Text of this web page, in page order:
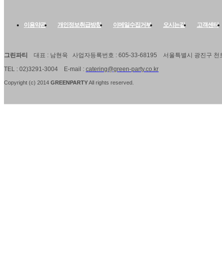
이용약관 개인정보취급방침 이메일수집거부 오시는길 고객센터
그린파티
대표 : 남현욱 사업자등록번호 : 605-33-68195 서울특별시 광진구 천
TEL : 02)3291-3004 E-mail : catering@green-party.co.kr
Copyright (c) 2014 GREENPARTYAll rights reserved.